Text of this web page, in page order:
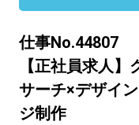
仕事No.44807
【正社員求人
サーチ×デザイ
ジ制作